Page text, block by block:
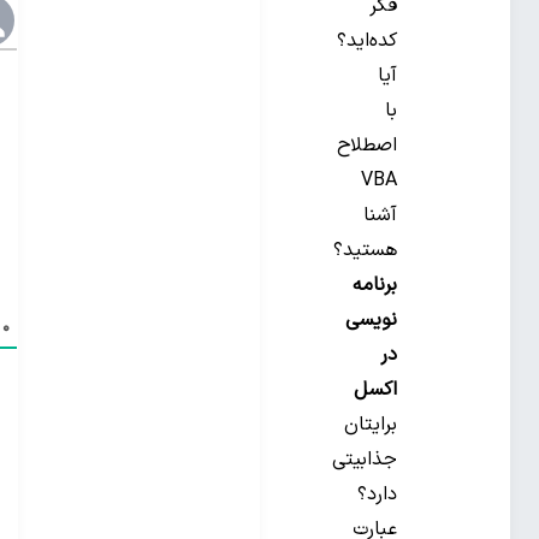
فکر
کده‌اید؟
آیا
با
اصطلاح
VBA
آشنا
هستید؟
برنامه
نویسی
در
اکسل
برایتان
جذابیتی
دارد؟
عبارت
0